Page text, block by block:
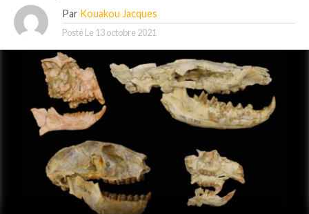
Par Kouakou Jacques
Posté Le 13 octobre 2021